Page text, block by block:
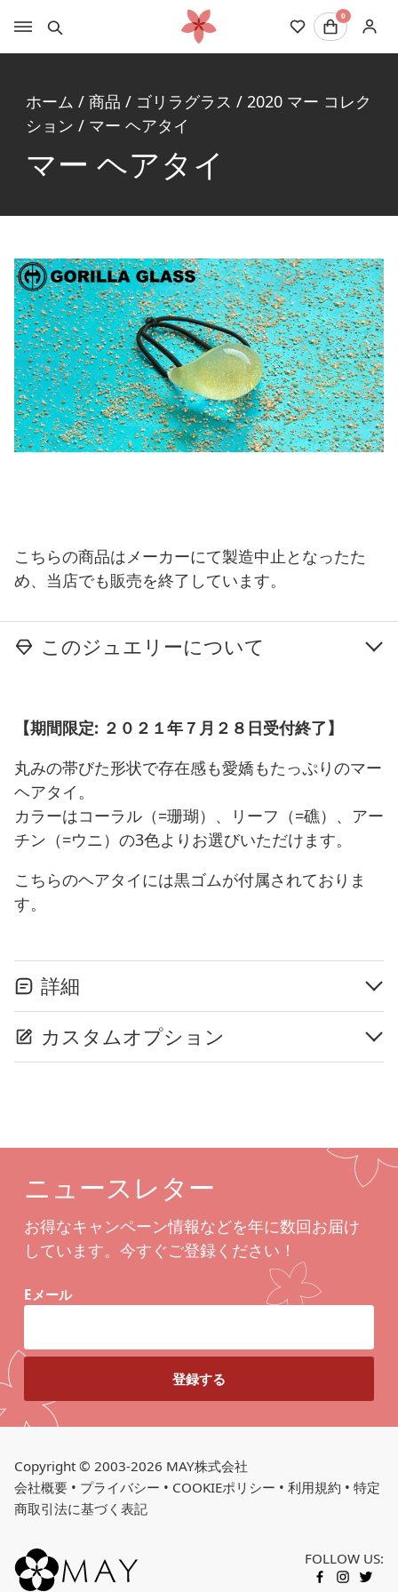
0
ホーム / 商品 / ゴリラグラス / 2020 マー コレク
ション / マー ヘアタイ
マー ヘアタイ
こちらの商品はメーカーにて製造中止となったた
め、当店でも販売を終了しています。
このジュエリーについて
【期間限定: ２０２１年７月２８日受付終了】
丸みの帯びた形状で存在感も愛嬌もたっぷりのマー
ヘアタイ。
カラーはコーラル（=珊瑚）、リーフ（=礁）、アー
チン（=ウニ）の3色よりお選びいただけます。
こちらのヘアタイには黒ゴムが付属されておりま
す。
詳細
カスタムオプション
ニュースレター
お得なキャンペーン情報などを年に数回お届け
しています。今すぐご登録ください！
Eメール
Copyright © 2003-2026 MAY株式会社
会社概要 • プライバシー • COOKIEポリシー • 利用規約 • 特定
商取引法に基づく表記
FOLLOW US:
FACEBOOK